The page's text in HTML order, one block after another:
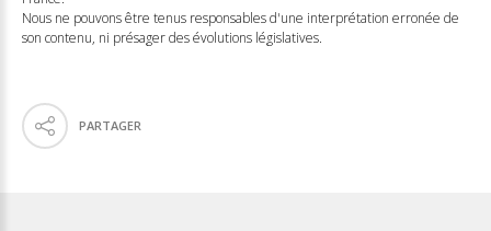
Nous ne pouvons être tenus responsables d'une interprétation erronée de
son contenu, ni présager des évolutions législatives.
PARTAGER